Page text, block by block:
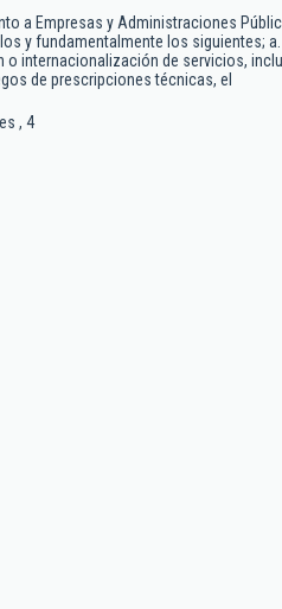
a Empresas y Administraciones
y fundamentalmente los siguientes;
o internacionalización de servicios,
de prescripciones técnicas, el
, 4